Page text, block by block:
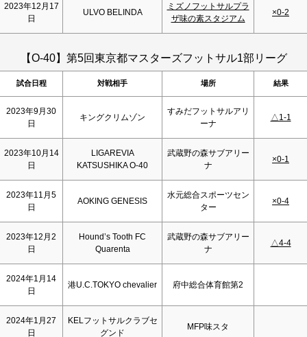
2023年12月17
日
ULVO BELINDA
ミズノフットサルプラ
ザ味の素スタジアム
×0-2
【O-40】第5回東京都マスターズフットサル1部リーグ
試合日程 対戦相手 場所 結果
2023年9月30
日
キングクリムゾン
すみだフットサルアリ
ーナ
△1-1
2023年10月14
日
LIGAREVIA
KATSUSHIKA O-40
武蔵野の森サブアリー
ナ
×0-1
2023年11月5
日
AOKING GENESIS
水元総合スポーツセン
ター
×0-4
2023年12月2
日
Hound’s Tooth FC
Quarenta
武蔵野の森サブアリー
ナ
△4-4
2024年1月14
日
港U.C.TOKYO chevalier 府中総合体育館第2
2024年1月27
日
KELフットサルクラブセ
グンド
MFP味スタ